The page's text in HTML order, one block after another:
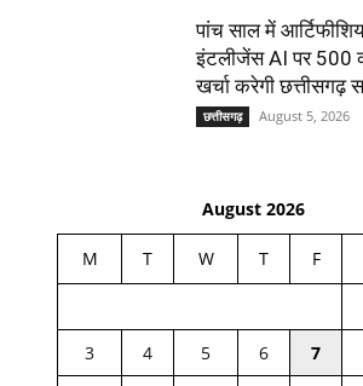
पांच साल में
इंटलीजेंस AI पर 500
खर्चा करेगी छत्तीसगढ़
छत्तीसगढ़ August 5, 2026
August 2026
M T W T F
3
4 5 6 7